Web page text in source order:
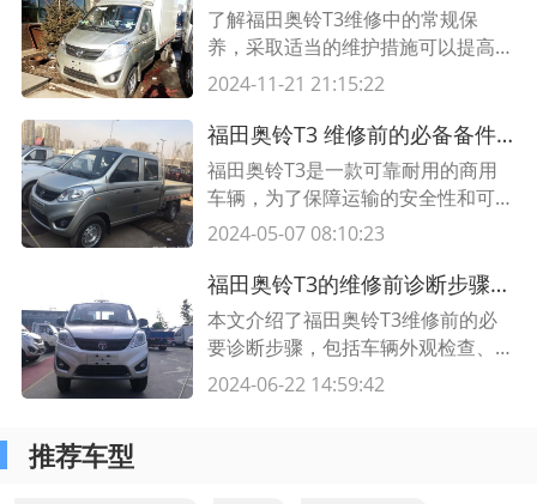
了解福田奥铃T3维修中的常规保
养，采取适当的维护措施可以提高车
辆性能、延长使用寿命、降低故障风
规保养指南，包括更换润滑油、清洁
空气滤清器、检查刹车系统和电池以
及调整轮胎气压等方面的内容。
2024-11-21 21:15:22
福田奥铃T3 维修前的必备备件清单，保障您的运输安全
福田奥铃T3是一款可靠耐用的商用
车辆，为了保障运输的安全性和可靠
性，在进行维修工作前，了解必备备
绍福田奥铃T3的维修前必备备件清
单，以确保您的车辆在维修过程中得
到及时修复和更换。
2024-05-07 08:10:23
福田奥铃T3的维修前诊断步骤及要点解析
本文介绍了福田奥铃T3维修前的必
要诊断步骤，包括车辆外观检查、故
障判断与分析、系统诊断等，并提供
2024-06-22 14:59:42
推荐车型